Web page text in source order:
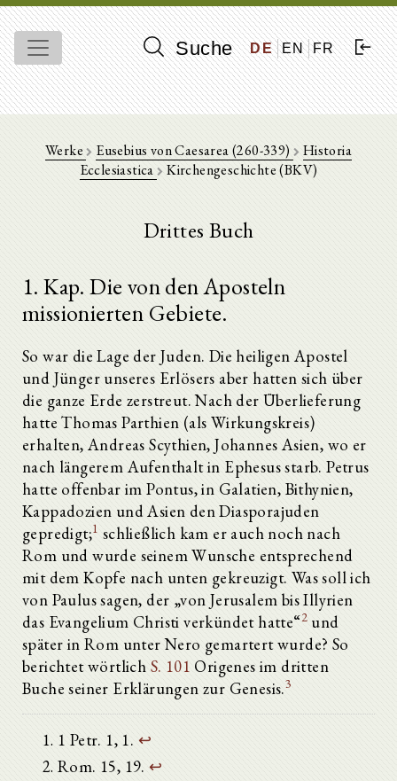
Suche DE EN FR
Werke Eusebius von Caesarea (260-339)
Historia
Ecclesiastica Kirchengeschichte (BKV)
Drittes Buch
1. Kap. Die von den Aposteln
missionierten Gebiete.
So war die Lage der Juden. Die heiligen Apostel
und Jünger unseres Erlösers aber hatten sich über
die ganze Erde zerstreut. Nach der Überlieferung
hatte Thomas Parthien (als Wirkungskreis)
erhalten, Andreas Scythien, Johannes Asien, wo er
nach längerem Aufenthalt in Ephesus starb. Petrus
hatte offenbar im Pontus, in Galatien, Bithynien,
Kappadozien und Asien den Diasporajuden
gepredigt;1 schließlich kam er auch noch nach
Rom und wurde seinem Wunsche entsprechend
mit dem Kopfe nach unten gekreuzigt. Was soll ich
von Paulus sagen, der „von Jerusalem bis Illyrien
das Evangelium Christi verkündet hatte“2 und
später in Rom unter Nero gemartert wurde? So
berichtet wörtlich S. 101 Origenes im dritten
Buche seiner Erklärungen zur Genesis.3
1 Petr. 1, 1. ↩
Rom. 15, 19. ↩